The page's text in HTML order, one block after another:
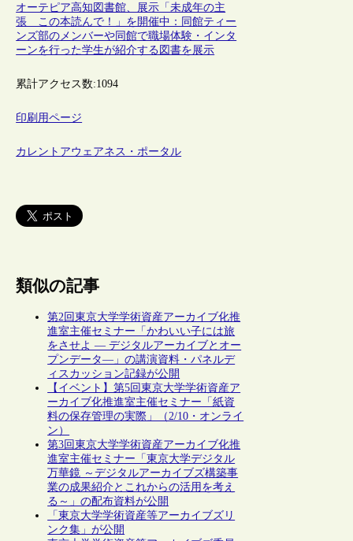
オーテピア高知図書館、展示「未成年の主
張 この本読んで！」を開催中：同館ティー
ンズ部のメンバーや同館で職場体験・インタ
ーンを行った学生が紹介する図書を展示
累計アクセス数:1094
印刷用ページ
カレントアウェアネス・ポータル
類似の記事
第2回東京大学学術資産アーカイブ化推
進室主催セミナー「かわいい子には旅
をさせよ ― デジタルアーカイブとオー
プンデータ―」の講演資料・パネルデ
ィスカッション記録が公開
【イベント】第5回東京大学学術資産ア
ーカイブ化推進室主催セミナー「紙資
料の保存管理の実際」（2/10・オンライ
ン）
第3回東京大学学術資産アーカイブ化推
進室主催セミナー「東京大学デジタル
万華鏡 ～デジタルアーカイブズ構築事
業の成果紹介とこれからの活用を考え
る～」の配布資料が公開
「東京大学学術資産等アーカイブズリ
ンク集」が公開